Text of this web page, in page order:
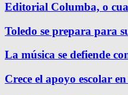
Editorial Columba, o
Toledo se prepara para
La música se defiende
Crece el apoyo escolar